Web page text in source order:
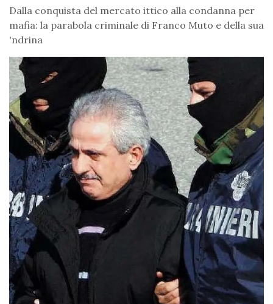
Dalla conquista del mercato ittico alla condanna per
mafia: la parabola criminale di Franco Muto e della sua
'ndrina